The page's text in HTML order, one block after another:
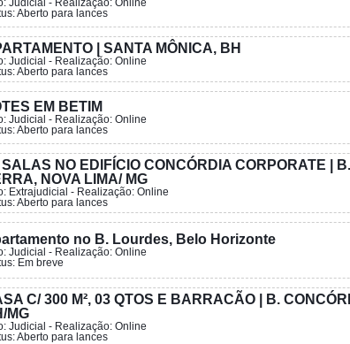
Judicial - Realização: Online
Aberto para lances
| SANTA MÔNICA, BH
Judicial - Realização: Online
Aberto para lances
EM BETIM
Judicial - Realização: Online
Aberto para lances
NO EDIFÍCIO CONCÓRDIA CORPORATE |
NOVA LIMA/ MG
Extrajudicial - Realização: Online
Aberto para lances
no B. Lourdes, Belo Horizonte
Judicial - Realização: Online
Em breve
C/ 300 M², 03 QTOS E BARRACÃO | B.
MG
Judicial - Realização: Online
Aberto para lances